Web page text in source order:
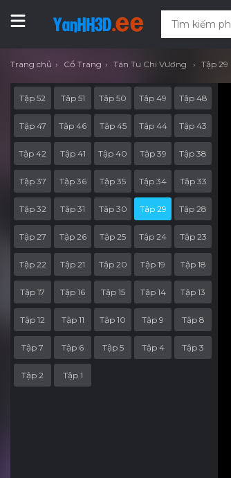
Trang chủ Cổ Trang Tán Tu Chi Vương Tập 29
Tập 52 Tập 51 Tập 50 Tập 49 Tập 48
Tập 47 Tập 46 Tập 45 Tập 44 Tập 43
Tập 42 Tập 41 Tập 40 Tập 39 Tập 38
Tập 37 Tập 36 Tập 35 Tập 34 Tập 33
Tập 32 Tập 31 Tập 30 Tập 29 Tập 28
Tập 27 Tập 26 Tập 25 Tập 24 Tập 23
Tập 22 Tập 21 Tập 20 Tập 19 Tập 18
Tập 17 Tập 16 Tập 15 Tập 14 Tập 13
Tập 12 Tập 11 Tập 10 Tập 9 Tập 8
Tập 7 Tập 6 Tập 5 Tập 4 Tập 3
Tập 2 Tập 1